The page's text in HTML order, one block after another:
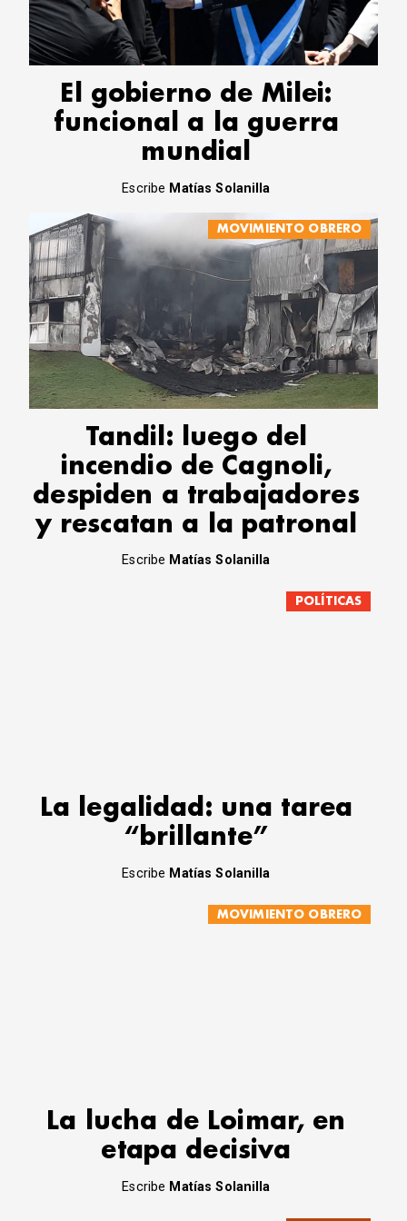
CORREO DE LECTORES
ARCHIVO
DECLARACIONES
OPINIÓN
ALTAMIRA RESPONDE
Política Obrera Revista
CONTACTO
El gobierno de Milei:
funcional a la guerra
mundial
Escribe Matías Solanilla
MOVIMIENTO OBRERO
Tandil: luego del
incendio de Cagnoli,
despiden a trabajadores
y rescatan a la patronal
Escribe Matías Solanilla
POLÍTICAS
La legalidad: una tarea
“brillante”
Escribe Matías Solanilla
MOVIMIENTO OBRERO
La lucha de Loimar, en
etapa decisiva
Escribe Matías Solanilla